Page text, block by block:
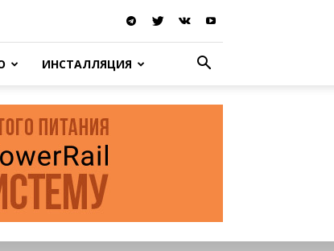
ИНСТАЛЛЯЦИЯ